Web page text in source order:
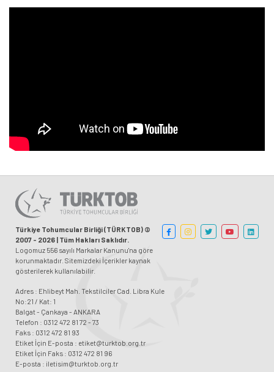
Türkiye Tohumcular Birliği (TÜRKTOB) ©
2007 - 2026 | Tüm Hakları Saklıdır.
Logomuz 556 sayılı Markalar Kanunu'na göre
korunmaktadır. Sitemizdeki İçerikler kaynak
gösterilerek kullanılabilir.
Adres : Ehlibeyt Mah. Tekstilciler Cad. Libra Kule
No:21 / Kat: 1
Balgat - Çankaya - ANKARA
Telefon : 0312 472 81 72 - 73
Faks : 0312 472 81 93
Etiket İçin E-posta : etiket@turktob.org.tr
Etiket İçin Faks : 0312 472 81 96
E-posta : iletisim@turktob.org.tr